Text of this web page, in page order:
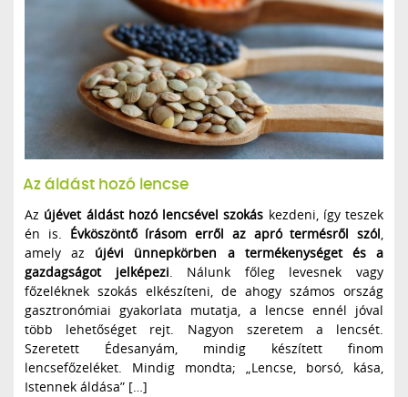
Az áldást hozó lencse
Az újévet áldást hozó lencsével szokás kezdeni, így teszek
én is. Évköszöntő írásom erről az apró termésről szól,
amely az újévi ünnepkörben a termékenységet és a
gazdagságot jelképezi. Nálunk főleg levesnek vagy
főzeléknek szokás elkészíteni, de ahogy számos ország
gasztronómiai gyakorlata mutatja, a lencse ennél jóval
több lehetőséget rejt. Nagyon szeretem a lencsét.
Szeretett Édesanyám, mindig készített finom
lencsefőzeléket. Mindig mondta; „Lencse, borsó, kása,
Istennek áldása” […]